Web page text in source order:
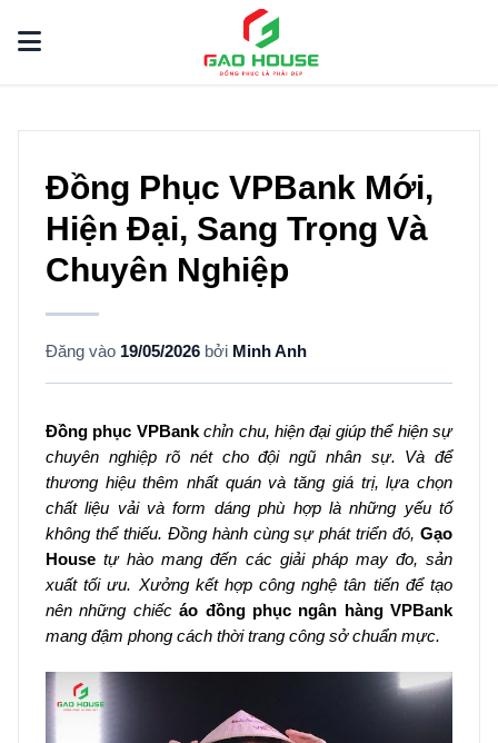
Đồng Phục VPBank Mới,
Hiện Đại, Sang Trọng Và
Chuyên Nghiệp
Đăng vào 19/05/2026 bởi Minh Anh
Đồng phục VPBankchỉn chu, hiện đại giúp thể hiện sự
chuyên nghiệp rõ nét cho đội ngũ nhân sự. Và để
thương hiệu thêm nhất quán và tăng giá trị, lựa chọn
chất liệu vải và form dáng phù hợp là những yếu tố
không thể thiếu. Đồng hành cùng sự phát triển đó, Gạo
House tự hào mang đến các giải pháp may đo, sản
xuất tối ưu. Xưởng kết hợp công nghệ tân tiến để tạo
nên những chiếcáo đồng phục ngân hàng VPBank
mang đậm phong cách thời trang công sở chuẩn mực.